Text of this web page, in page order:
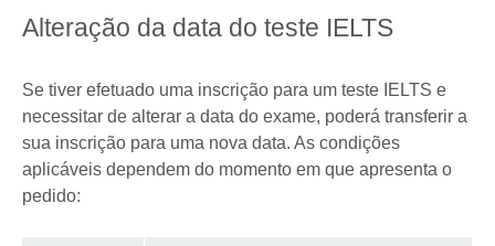
Alteração da data do teste IELTS
Se tiver efetuado uma inscrição para um teste IELTS e
necessitar de alterar a data do exame, poderá transferir a
sua inscrição para uma nova data. As condições
aplicáveis dependem do momento em que apresenta o
pedido: